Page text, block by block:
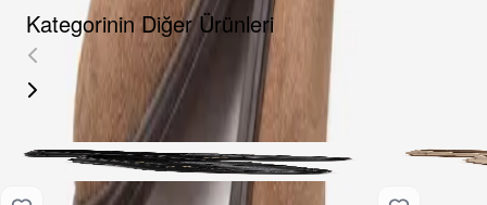
Kategorinin Diğer Ürünleri